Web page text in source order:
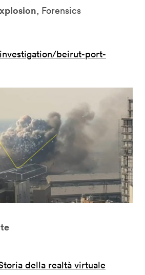
, Forensics
beirut-port-
della realtà virtuale